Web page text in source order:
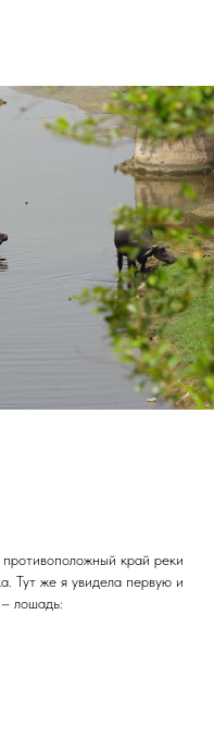
край реки
Тут же я увидела первую и
лошадь: